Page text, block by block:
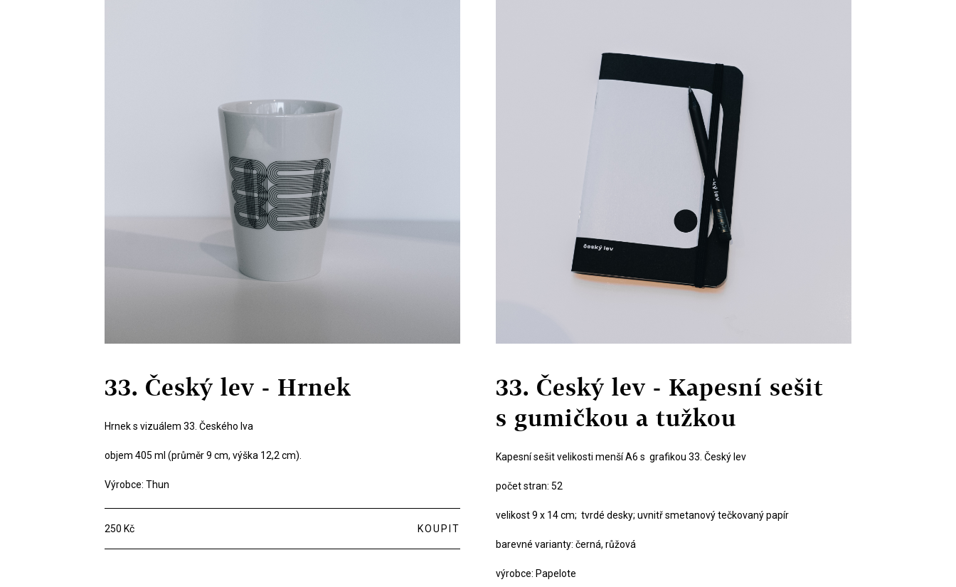
33. Český lev - Hrnek
Hrnek s vizuálem 33. Českého lva
objem 405 ml (průměr 9 cm, výška 12,2 cm).
Výrobce: Thun
250 Kč KOUPIT
33. Český lev - Kapesní sešit
s gumičkou a tužkou
Kapesní sešit velikosti menší A6 s grafikou 33. Český lev
počet stran: 52
velikost 9 x 14 cm; tvrdé desky; uvnitř smetanový tečkovaný papír
barevné varianty: černá, růžová
výrobce: Papelote